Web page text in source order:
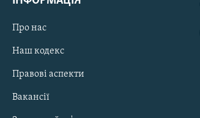
Про нас
Наш кодекс
Правові аспекти
Вакансії